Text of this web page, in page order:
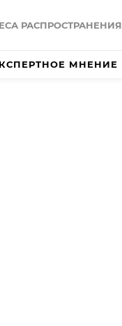
РАСПРОСТРАНЕНИЯ
МНЕНИЕ